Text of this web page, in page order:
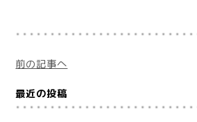
前の記事へ
最近の投稿